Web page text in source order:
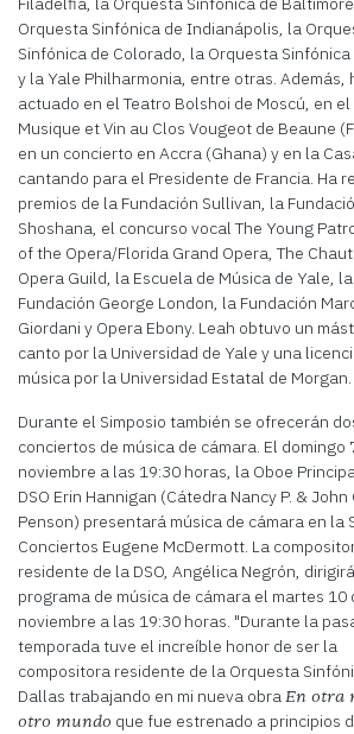
Orquesta Sinfónica de Indianápolis, la
Sinfónica de Colorado, la Orquesta Sinfónica
y la Yale Philharmonia, entre otras. Además,
actuado en el Teatro Bolshoi de Moscú, en
Musique et Vin au Clos Vougeot de Beaune
en un concierto en Accra (Ghana) y en la
cantando para el Presidente de Francia. Ha
premios de la Fundación Sullivan, la
Shoshana, el concurso vocal The Young
of the Opera/Florida Grand Opera, The
Opera Guild, la Escuela de Música de Yale, la
Fundación George London, la Fundación
Giordani y Opera Ebony. Leah obtuvo un
canto por la Universidad de Yale y una
música por la Universidad Estatal de Morgan.
Durante el Simposio también se ofrecerán
conciertos de música de cámara. El domingo
noviembre a las 19:30 horas, la Oboe
DSO Erin Hannigan (Cátedra Nancy P. & John
Penson) presentará música de cámara en la
Conciertos Eugene McDermott. La
residente de la DSO, Angélica Negrón,
programa de música de cámara el martes 10
noviembre a las 19:30 horas. "Durante la
temporada tuve el increíble honor de ser la
compositora residente de la Orquesta
Dallas trabajando en mi nueva obraEn otra
otro mundo que fue estrenado a principios